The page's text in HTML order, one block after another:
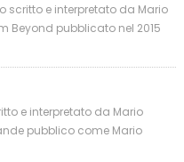
scritto e interpretato da Mario
Beyond pubblicato nel 2015
e interpretato da Mario
pubblico come Mario